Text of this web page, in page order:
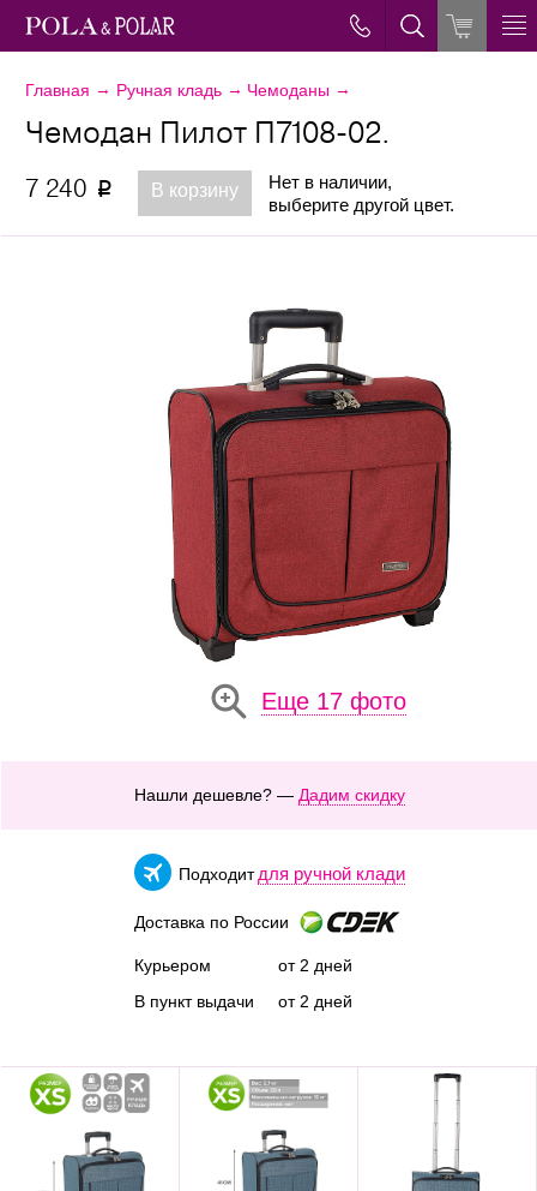
Главная → Ручная кладь → Чемоданы →
Еще 17 фото
Чемодан Пилот П7108-02.
7 240 p В корзину
Нет в наличии,
выберите другой цвет.
Нашли дешевле? — Дадим скидку
Подходит для ручной клади
Доставка по России
Курьером
В пункт выдачи
от 2 дней
от 2 дней